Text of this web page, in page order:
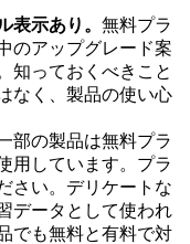
表示あり。 無料プラ
のアップグレード案
知っておくべきこと
なく、製品の使い心
部の製品は無料プラ
用しています。プラ
さい。デリケートな
データとして使われ
でも無料と有料で対